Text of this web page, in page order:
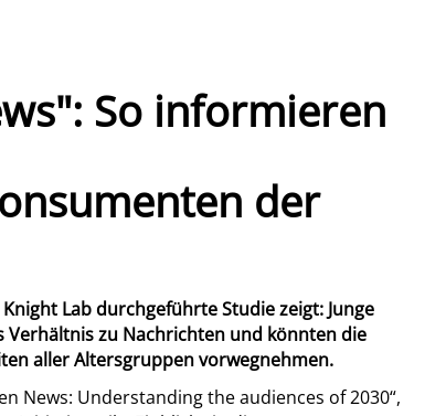
So informieren
der
Lab durchgeführte Studie zeigt: Junge
Verhältnis zu Nachrichten und könnten die
aller Altersgruppen vorwegnehmen.
News: Understanding the audiences of 2030“,